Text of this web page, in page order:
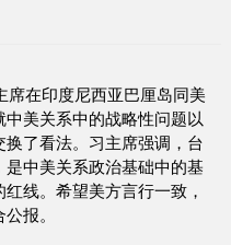
席在印度尼西亚巴厘岛同美
美关系中的战略性问题以
了看法。习主席强调，台
中美关系政治基础中的基
线。希望美方言行一致，
报。